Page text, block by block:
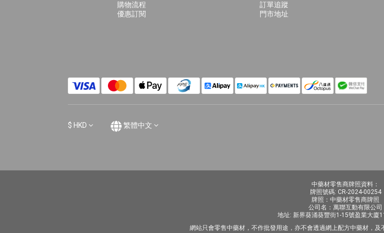
購物流程
優惠訂閱
訂單追蹤
門市地址
$ HKD 繁體中文
中藥材零售商牌照資料：
牌照號碼: CR-2024-00254
牌照：中藥材零售商牌照
公司名：萬聯互動有限公司
地址: 新界葵涌葵豐街1-15號盈業大廈
網站只會零售中藥材，不作批發用途，亦不會透過網上配方中藥材，及